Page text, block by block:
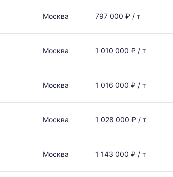
Москва 797 000 ₽ / т
Москва 1 010 000 ₽ / т
Москва 1 016 000 ₽ / т
Москва 1 028 000 ₽ / т
Москва 1 143 000 ₽ / т